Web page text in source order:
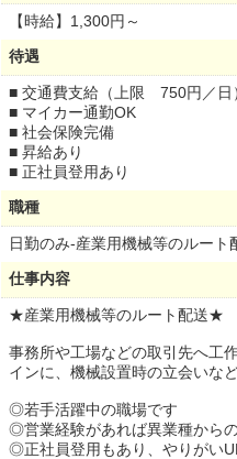
【時給】 1,300円～
待遇
■ 交通費支給（上限 750円／日
■ マイカー通勤OK
■ 社会保険完備
■ 昇給あり
■ 正社員登用あり
職種
日勤のみ-産業用機械等のルー
仕事内容
★産業用機械等のルート配送★
事務所や工場などの取引先へ工
インに、機械設置時の立会いな
◎若手活躍中の職場です
◎営業経験があれば異業種から
◎正社員登用もあり、やりがい